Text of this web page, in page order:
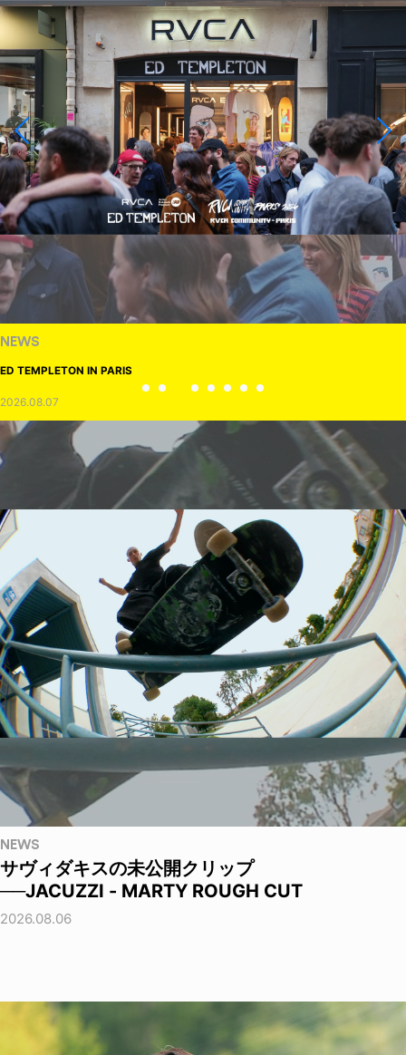
NEWS
ED TEMPLETON IN PARIS
2026.08.07
NEWS
サヴィダキスの未公開クリップ
──JACUZZI - MARTY ROUGH CUT
2026.08.06